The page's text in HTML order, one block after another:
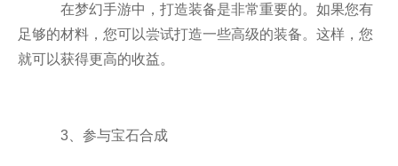
在梦幻手游中，打造装备是非常重要的。如果您有
足够的材料，您可以尝试打造一些高级的装备。这样，您
就可以获得更高的收益。
3、参与宝石合成